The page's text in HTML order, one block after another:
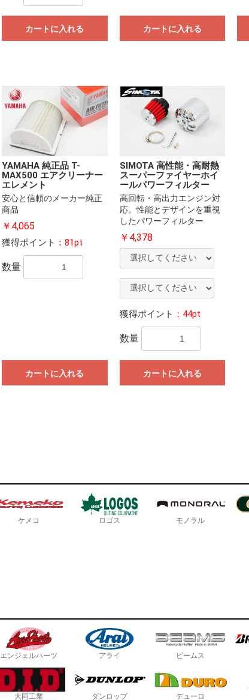
カートに入れる カートに入れる
YAMAHA 純正品 T-
MAX500 エアクリーナー
エレメント
安心と信頼のメーカー純正
商品
￥4,065
獲得ポイント ：81pt
数量
カートに入れる
SIMOTA 高性能・高耐熱
スーパーファイヤーホイ
ールパワーフィルター
高回転・高出力エンジン対
応。性能とデザインを重視
したパワーフィルター
￥4,378
獲得ポイント ：44pt
数量
カートに入れる
ケメコ ロゴス モノラル
エンジェルハーツ アライ ビームス
大同工業 ダンロップ デューロ